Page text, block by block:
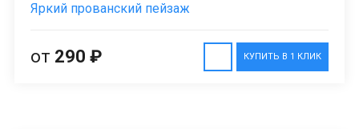
Яркий прованский пейзаж
КУПИТЬ В 1 КЛИК
от 290 ₽